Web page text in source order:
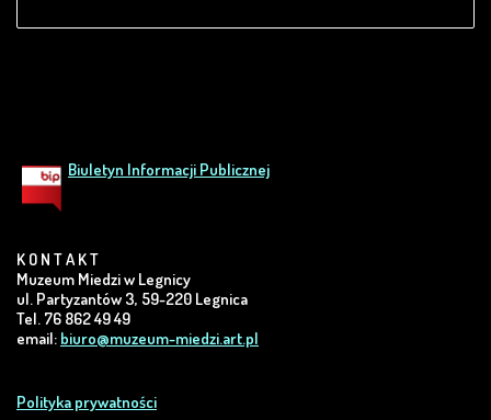
Biuletyn Informacji Publicznej
K O N T A K T
Muzeum Miedzi w Legnicy
ul. Partyzantów 3, 59-220 Legnica
Tel. 76 862 49 49
email: biuro@muzeum-miedzi.art.pl
Polityka prywatności